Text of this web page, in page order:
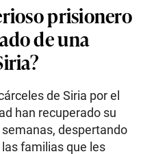
prisionero
de una
de Siria por el
han recuperado su
despertando
familias que les